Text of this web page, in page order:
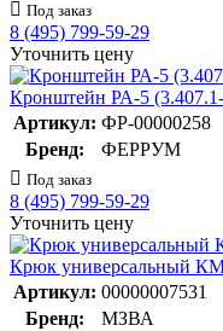
Под заказ
8 (495) 799-59-29
Уточнить цену
Кронштейн РА-5
Артикул: ФР-00000258
Бренд:
ФЕРРУМ
Под заказ
8 (495) 799-59-29
Уточнить цену
Крюк универсальный
Артикул: 00000007531
Бренд:
МЗВА